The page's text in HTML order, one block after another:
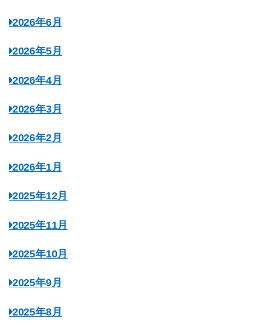
2026年6月
2026年5月
2026年4月
2026年3月
2026年2月
2026年1月
2025年12月
2025年11月
2025年10月
2025年9月
2025年8月